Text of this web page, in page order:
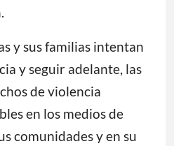
y sus familias intentan
y seguir adelante, las
de violencia
en los medios de
comunidades y en su